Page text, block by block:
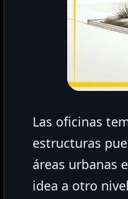
Las oficinas
estructuras
áreas urbanas
idea a otro